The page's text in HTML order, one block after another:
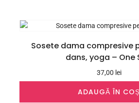
Sosete dama compresive
dans, yoga – One
37,00 lei
ADAUGĂ ÎN COȘ